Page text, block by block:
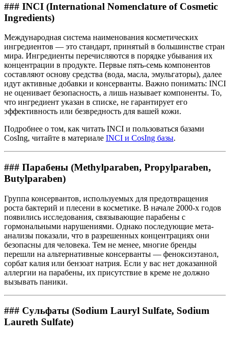
### INCI (International Nomenclature of Cosmetic
Ingredients)
Международная система наименования косметических
ингредиентов — это стандарт, принятый в большинстве стран
мира. Ингредиенты перечисляются в порядке убывания их
концентрации в продукте. Первые пять-семь компонентов
составляют основу средства (вода, масла, эмульгаторы), далее
идут активные добавки и консерванты. Важно понимать: INCI
не оценивает безопасность, а лишь называет компоненты. То,
что ингредиент указан в списке, не гарантирует его
эффективность или безвредность для вашей кожи.
Подробнее о том, как читать INCI и пользоваться базами
CosIng, читайте в материале INCI и CosIng базы.
### Парабены (Methylparaben, Propylparaben,
Butylparaben)
Группа консервантов, используемых для предотвращения
роста бактерий и плесени в косметике. В начале 2000-х годов
появились исследования, связывающие парабены с
гормональными нарушениями. Однако последующие мета-
анализы показали, что в разрешенных концентрациях они
безопасны для человека. Тем не менее, многие бренды
перешли на альтернативные консерванты — феноксиэтанол,
сорбат калия или бензоат натрия. Если у вас нет доказанной
аллергии на парабены, их присутствие в креме не должно
вызывать паники.
### Сульфаты (Sodium Lauryl Sulfate, Sodium
Laureth Sulfate)